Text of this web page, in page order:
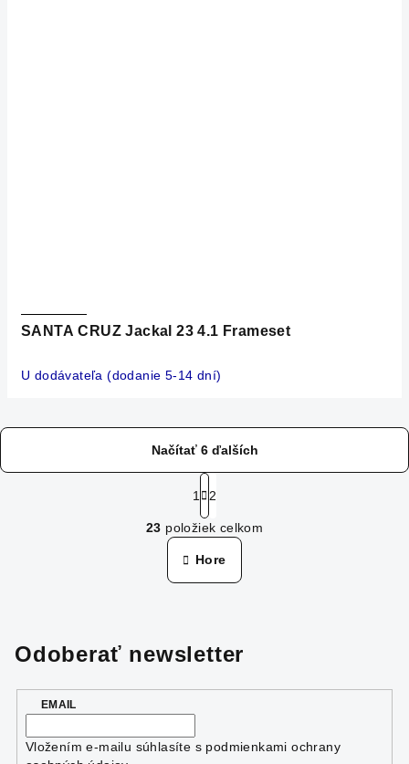
SANTA CRUZ Jackal 23 4.1 Frameset
U dodávateľa (dodanie 5-14 dní)
O
v
l
i
v
Načítať 6 ďalších
S
t
r
á
k
o
i
1 2
23 položiek celkom
Hore
Odoberať newsletter
EMAIL
Vložením e-mailu súhlasíte s podmienkami ochrany